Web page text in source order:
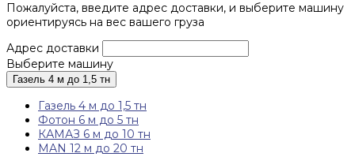
Пожалуйста, введите адрес доставки, и выберите машину
ориентируясь на вес вашего груза
Адрес доставки
Выберите машину
Газель 4 м до 1,5 тн
Газель 4 м до 1,5 тн
Фотон 6 м до 5 тн
КАМАЗ 6 м до 10 тн
MAN 12 м до 20 тн